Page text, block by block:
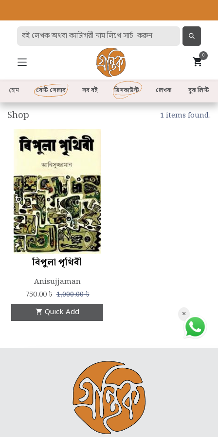
0
হোম বেস্ট সেলার সব বই লেখক
ডিসকাউন্ট বুক লিস্ট
Shop 1 items found.
বিপুলা পৃথিবী
Anisujjaman
750.00৳ 1,000.00৳
Quick Add ×